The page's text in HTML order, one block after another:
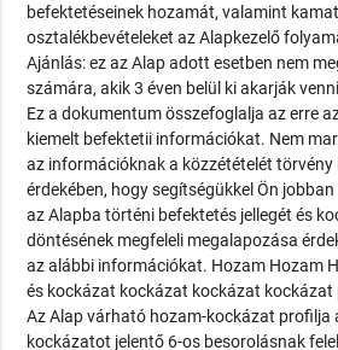
befektetéseinek hozamát, valamint
osztalékbevételeket az Alapkezelő
Ajánlás: ez az Alap adott esetben nem
számára, akik 3 éven belül ki akarják
Ez a dokumentum összefoglalja az erre
kiemelt befektetii információkat. Nem
az információknak a közzétételét törvény
érdekében, hogy segítségükkel Ön
az Alapba történi befektetés jellegét és
döntésének megfeleli megalapozása
az alábbi információkat. Hozam Hozam
és kockázat kockázat kockázat
Az Alap várható hozam-kockázat profilja
kockázatot jelentő 6-os besorolásnak